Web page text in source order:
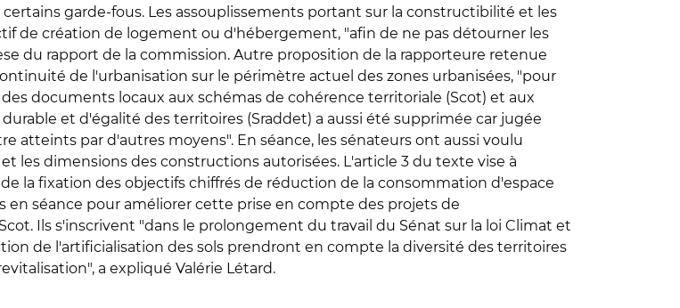
garde-fous. Les assouplissements portant sur la constructibilité et les
de création de logement ou d'hébergement, "afin de ne pas détourner les
du rapport de la commission. Autre proposition de la rapporteure retenue
de l'urbanisation sur le périmètre actuel des zones urbanisées, "pour
documents locaux aux schémas de cohérence territoriale (Scot) et aux
et d'égalité des territoires (Sraddet) a aussi été supprimée car jugée
atteints par d'autres moyens". En séance, les sénateurs ont aussi voulu
les dimensions des constructions autorisées. L'article 3 du texte vise à
la fixation des objectifs chiffrés de réduction de la consommation d'espace
séance pour améliorer cette prise en compte des projets de
Ils s'inscrivent "dans le prolongement du travail du Sénat sur la loi Climat et
de l'artificialisation des sols prendront en compte la diversité des territoires
a expliqué Valérie Létard.